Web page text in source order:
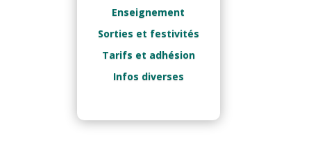
Enseignement
Sorties et festivités
Tarifs et adhésion
Infos diverses